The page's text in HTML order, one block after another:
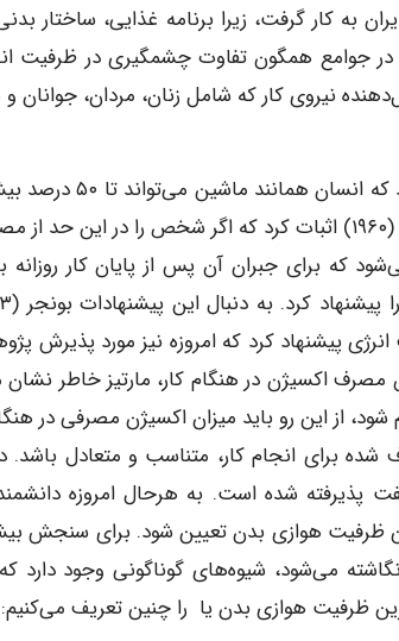
به کار گرفت، زیرا برنامه غذایی، ساختار
در جوامع همگون تفاوت چشمگیری در ظرفیت
نیروی کار که شامل زنان، مردان، جوانان
در حدود ۵۰ سال پیش دانشمندی به
در فعالیت‌های روزانه به مصرف برساند. مدتی بعد آستراند (۱۹۶۰) اثبات کرد که اگر
که برای جبران آن پس از پایان کار روزانه
پیشنهاد کرد که امروزه نیز مورد پذیرش
مصرف اکسیژن در هنگام کار، مارتیز خاطر
از این رو باید میزان اکسیژن مصرفی در
برای انجام کار، متناسب و متعادل
شده است. به هرحال امروزه
ظرفیت هوازی بدن تعیین شود. برای سنجش
می‌شود، شیوه‌های گوناگونی وجود دارد
ظرفیت هوازی بدن یا را چنین تعریف می‌کنیم: